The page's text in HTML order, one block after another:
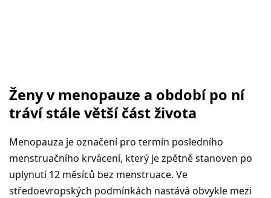
Ženy v menopauze a období po ní
tráví stále větší část života
Menopauza je označení pro termín posledního
menstruačního krvácení, který je zpětně stanoven po
uplynutí 12 měsíců bez menstruace. Ve
středoevropských podmínkách nastává obvykle mezi